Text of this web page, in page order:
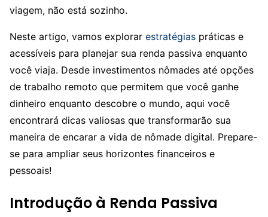
viagem, não está sozinho.
Neste artigo, vamos explorar estratégias práticas e
acessíveis para planejar sua renda passiva enquanto
você viaja. Desde investimentos nômades até opções
de trabalho remoto que permitem que você ganhe
dinheiro enquanto descobre o mundo, aqui você
encontrará dicas valiosas que transformarão sua
maneira de encarar a vida de nômade digital. Prepare-
se para ampliar seus horizontes financeiros e
pessoais!
Introdução à Renda Passiva